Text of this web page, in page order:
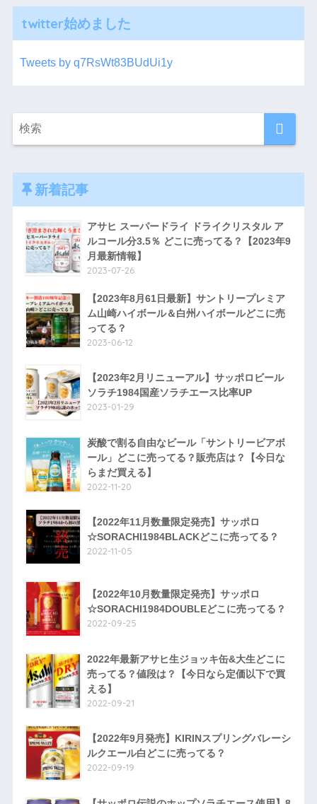
twitter始めました
Tweets by q7RsWt83BUdUi1y
新着記事
アサヒ スーパードライ ドライクリスタル ア
ルコール分3.5％ どこに売ってる？【2023年9
月最新情報】
2023-07-26
【2023年8月61日最新】サントリープレミア
ム山崎ハイボール＆白州ハイボールどこに売
ってる？
2023-06-12
【2023年2月リニューアル】サッポロビール
ソラチ1984国産ソラチエース比率UP
2023-01-29
炭酸で割る自由なビール「サントリービアボ
ール」どこに売ってる？販売店は？【今日な
らまだ買える】
2022-11-20
【2022年11月数量限定発売】サッポロ
☆SORACHI1984BLACKどこに売ってる？
2022-11-05
【2022年10月数量限定発売】サッポロ
☆SORACHI1984DOUBLEどこに売ってる？
2022-09-25
2022年最新アサヒ生ジョッキ缶&大生どこに
売ってる？値段は？【今日なら定価以下で買
える】
2022-09-21
【2022年9月発売】KIRINスプリングバレーシ
ルクエール白どこに売ってる？
2022-09-19